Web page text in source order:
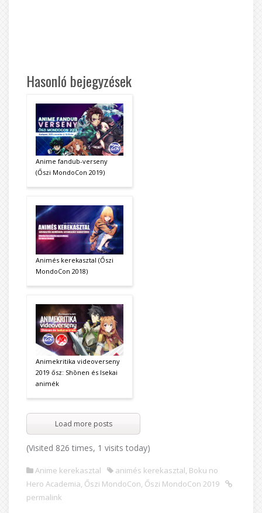
Hasonló bejegyzések
Anime fandub-verseny
(Őszi MondoCon 2019)
Animés kerekasztal (Őszi
MondoCon 2018)
Animekritika videoverseny
2019 ősz: Shōnen és Isekai
animék
Load more posts
(Visited 826 times, 1 visits today)
Anime kerekasztal animés kerekasztal, Boku no
Hero Academia, Őszi MondoCon, Őszi MondoCon 2019
permalink